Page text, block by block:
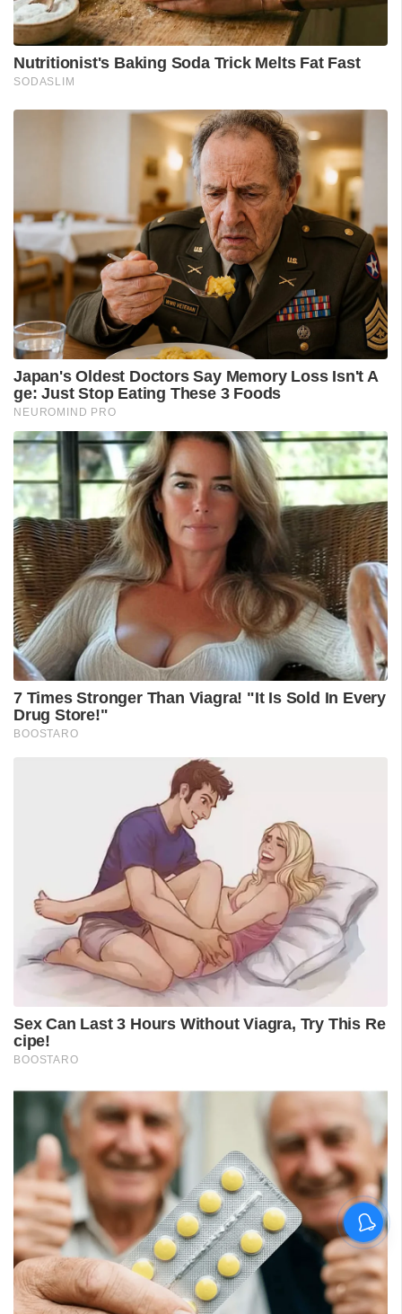
ശ്രീലങ്കൻ പര്യടനം:
ഇന്ത്യയുടെ സന്നാഹ
മത്സരത്തിന് ഇന്ന് തുടക്കം